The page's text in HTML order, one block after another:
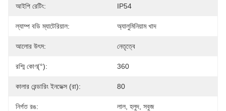
আইপি রেটিং: IP54
ল্যাম্প বডি ম্যাটেরিয়াল: অ্যালুমিনিয়াম খাদ
আলোর উৎস: নেতৃত্বে
রশ্মি কোণ(°): 360
কালার রেন্ডারিং ইনডেক্স (রা): 80
নির্গত রঙ: লাল, হলুদ, সবুজ